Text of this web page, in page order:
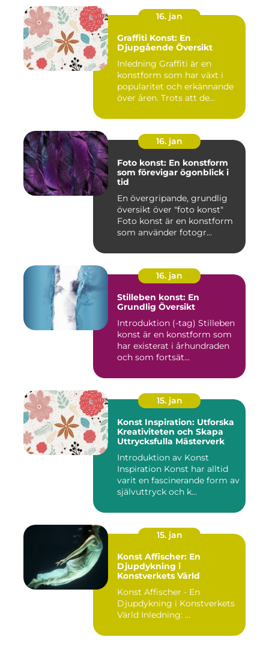
16. jan
Graffiti Konst: En
Djupgående Översikt
Inledning Graffiti är en
konstform som har växt i
popularitet och erkännande
över åren. Trots att de...
16. jan
Foto konst: En konstform
som förevigar ögonblick i
tid
En övergripande, grundlig
översikt över "foto konst"
Foto konst är en konstform
som använder fotogr...
16. jan
Stilleben konst: En
Grundlig Översikt
Introduktion (-tag) Stilleben
konst är en konstform som
har existerat i århundraden
och som fortsät...
15. jan
Konst Inspiration: Utforska
Kreativiteten och Skapa
Uttrycksfulla Mästerverk
Introduktion av Konst
Inspiration Konst har alltid
varit en fascinerande form av
självuttryck och k...
15. jan
Konst Affischer: En
Djupdykning i
Konstverkets Värld
Konst Affischer - En
Djupdykning i Konstverkets
Värld Inledning: ...